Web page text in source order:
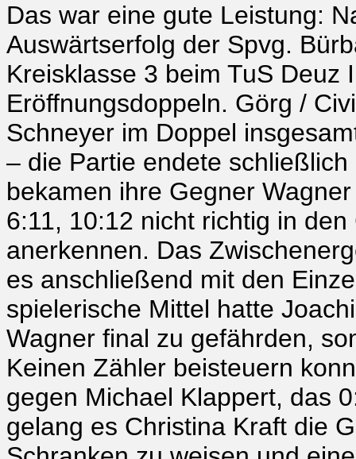
Das war eine gute Leistung:
Auswärtserfolg der Spvg.
Kreisklasse 3 beim TuS Deuz
Eröffnungsdoppeln. Görg /
Schneyer im Doppel
– die Partie endete
bekamen ihre Gegner
6:11, 10:12 nicht richtig in
anerkennen. Das
es anschließend mit den
spielerische Mittel hatte
Wagner final zu gefährden,
Keinen Zähler beisteuern
gegen Michael Klappert, das
gelang es Christina Kraft die